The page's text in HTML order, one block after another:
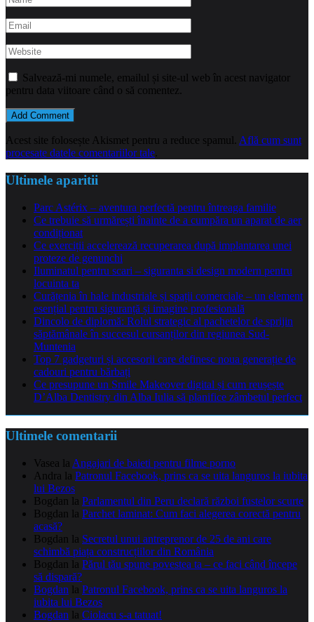
Salvează-mi numele, emailul și site-ul web în acest navigator
pentru data viitoare când o să comentez.
Acest site folosește Akismet pentru a reduce spamul. Află cum sunt
procesate datele comentariilor tale
Ultimele aparitii
Parc Astérix – aventura perfectă pentru întreaga familie
Ce trebuie să urmărești înainte de a cumpăra un aparat de aer
condiționat
Ce exerciții accelerează recuperarea după implantarea unei
proteze de genunchi
Iluminatul pentru scari – siguranta si design modern pentru
locuinta ta
Curățenia în hale industriale și spații comerciale – un element
esențial pentru siguranță și imagine profesională
Dincolo de diplomă: Rolul strategic al pachetelor de sprijin
săptămânale în succesul cursanților din regiunea Sud-
Muntenia
Top 7 gadgeturi și accesorii care definesc noua generație de
cadouri pentru bărbați
Ce presupune un Smile Makeover digital și cum reușește
D’Alba Dentistry din Alba Iulia să planifice zâmbetul perfect
Ultimele comentarii
Vasea la Angajari de baieti pentru filme porno
Andra la Patronul Facebook, prins ca se uita languros la iubita
lui Bezos
Bogdan la Parlamentul din Peru declară război fustelor scurte
Bogdan la Parchet laminat: Cum faci alegerea corectă pentru
acasă?
Bogdan la Secretul unui antreprenor de 25 de ani care
schimbă piața construcțiilor din România
Bogdan la Părul tău spune povestea ta – ce faci când începe
să dispară?
Bogdan la Patronul Facebook, prins ca se uita languros la
iubita lui Bezos
Bogdan la Ciolacu s-a tatuat!